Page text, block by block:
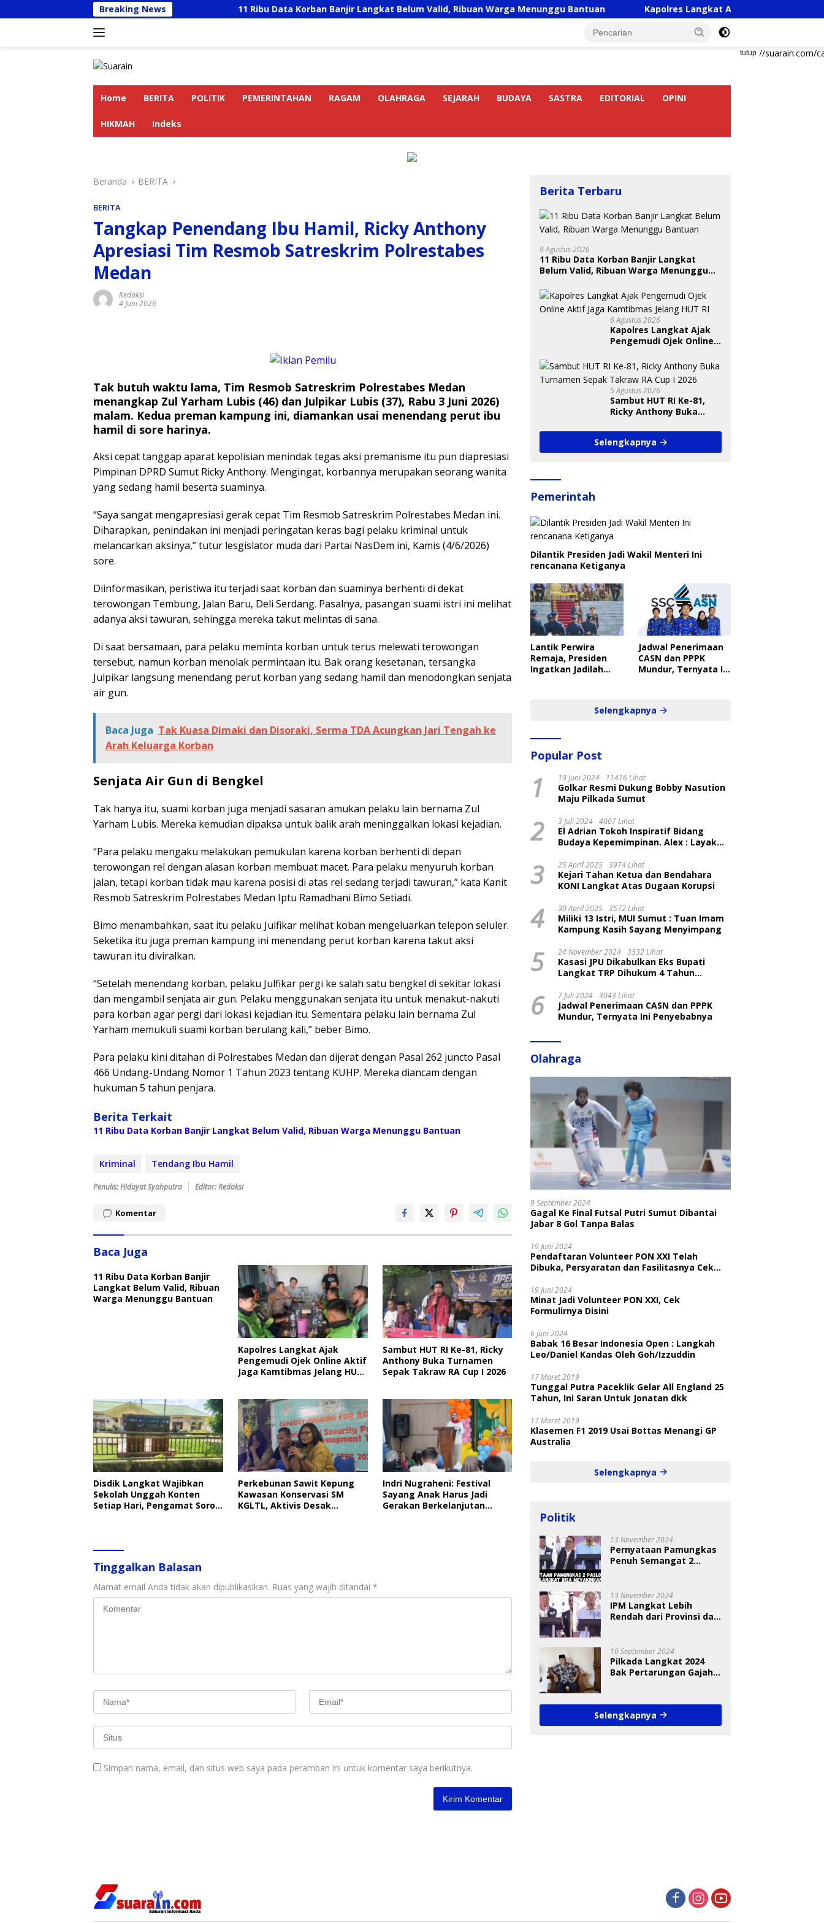
ke
Breaking News 11 Ribu Data Korban Banjir Langkat Belum Valid, Ribuan Warga Menunggu Bantuan Kapolres Langkat Ajak Pengemudi Ojek Online Aktif
tutup
https://suarain.com/
Home BERITA POLITIK PEMERINTAHAN RAGAM OLAHRAGA SEJARAH BUDAYA SASTRA EDITORIAL OPINI
HIKMAH Indeks
Beranda BERITA
BERITA
Tangkap Penendang Ibu Hamil, Ricky Anthony
Apresiasi Tim Resmob Satreskrim Polrestabes
Medan
Redaksi
4 Juni 2026
Tak butuh waktu lama, Tim Resmob Satreskrim Polrestabes Medan
menangkap Zul Yarham Lubis (46) dan Julpikar Lubis (37), Rabu 3 Juni 2026)
malam. Kedua preman kampung ini, diamankan usai menendang perut ibu
hamil di sore harinya.
Aksi cepat tanggap aparat kepolisian menindak tegas aksi premanisme itu pun diapresiasi
Pimpinan DPRD Sumut Ricky Anthony. Mengingat, korbannya merupakan seorang wanita
yang sedang hamil beserta suaminya.
“Saya sangat mengapresiasi gerak cepat Tim Resmob Satreskrim Polrestabes Medan ini.
Diharapkan, penindakan ini menjadi peringatan keras bagi pelaku kriminal untuk
melancarkan aksinya,” tutur lesgislator muda dari Partai NasDem ini, Kamis (4/6/2026)
sore.
Diinformasikan, peristiwa itu terjadi saat korban dan suaminya berhenti di dekat
terowongan Tembung, Jalan Baru, Deli Serdang. Pasalnya, pasangan suami istri ini melihat
adanya aksi tawuran, sehingga mereka takut melintas di sana.
Di saat bersamaan, para pelaku meminta korban untuk terus melewati terowongan
tersebut, namun korban menolak permintaan itu. Bak orang kesetanan, tersangka
Julpikar langsung menendang perut korban yang sedang hamil dan menodongkan senjata
air gun.
Baca Juga Tak Kuasa Dimaki dan Disoraki, Serma TDA Acungkan Jari Tengah ke
Arah Keluarga Korban
Senjata Air Gun di Bengkel
Tak hanya itu, suami korban juga menjadi sasaran amukan pelaku lain bernama Zul
Yarham Lubis. Mereka kemudian dipaksa untuk balik arah meninggalkan lokasi kejadian.
“Para pelaku mengaku melakukan pemukulan karena korban berhenti di depan
terowongan rel dengan alasan korban membuat macet. Para pelaku menyuruh korban
jalan, tetapi korban tidak mau karena posisi di atas rel sedang terjadi tawuran,” kata Kanit
Resmob Satreskrim Polrestabes Medan Iptu Ramadhani Bimo Setiadi.
Bimo menambahkan, saat itu pelaku Julfikar melihat koban mengeluarkan telepon seluler.
Seketika itu juga preman kampung ini menendang perut korban karena takut aksi
tawuran itu diviralkan.
“Setelah menendang korban, pelaku Julfikar pergi ke salah satu bengkel di sekitar lokasi
dan mengambil senjata air gun. Pelaku menggunakan senjata itu untuk menakut-nakuti
para korban agar pergi dari lokasi kejadian itu. Sementara pelaku lain bernama Zul
Yarham memukuli suami korban berulang kali,” beber Bimo.
Para pelaku kini ditahan di Polrestabes Medan dan dijerat dengan Pasal 262 juncto Pasal
466 Undang-Undang Nomor 1 Tahun 2023 tentang KUHP. Mereka diancam dengan
hukuman 5 tahun penjara.
Berita Terkait
11 Ribu Data Korban Banjir Langkat Belum Valid, Ribuan Warga Menunggu Bantuan
Kriminal Tendang Ibu Hamil
Penulis: Hidayat Syahputra Editor: Redaksi
Komentar
Baca Juga
11 Ribu Data Korban Banjir
Langkat Belum Valid, Ribuan
Warga Menunggu Bantuan
Kapolres Langkat Ajak
Pengemudi Ojek Online Aktif
Jaga Kamtibmas Jelang HUT
Sambut HUT RI Ke-81, Ricky
Anthony Buka Turnamen
Sepak Takraw RA Cup I 2026
Disdik Langkat Wajibkan
Sekolah Unggah Konten
Setiap Hari, Pengamat Soroti
Perkebunan Sawit Kepung
Kawasan Konservasi SM
KGLTL, Aktivis Desak
Indri Nugraheni: Festival
Sayang Anak Harus Jadi
Gerakan Berkelanjutan
Tinggalkan Balasan
Alamat email Anda tidak akan dipublikasikan. Ruas yang wajib ditandai *
Simpan nama, email, dan situs web saya pada peramban ini untuk komentar saya berikutnya.
Berita Terbaru
9 Agustus 2026
11 Ribu Data Korban Banjir Langkat
Belum Valid, Ribuan Warga Menunggu
6 Agustus 2026
Kapolres Langkat Ajak
Pengemudi Ojek Online
Jelang HUT RI
5 Agustus 2026
Sambut HUT RI Ke-81,
Ricky Anthony Buka
Takraw RA Cup I 2026
Selengkapnya
Pemerintah
Dilantik Presiden Jadi Wakil Menteri Ini
rencanana Ketiganya
Lantik Perwira
Remaja, Presiden
Ingatkan Jadilah
Jadwal Penerimaan
CASN dan PPPK
Mundur, Ternyata Ini
Selengkapnya
Popular Post
1 19 Juni 2024 11416 Lihat
Golkar Resmi Dukung Bobby Nasution
Maju Pilkada Sumut
2 3 Juli 2024 4007 Lihat
El Adrian Tokoh Inspiratif Bidang
Budaya Kepemimpinan. Alex : Layak
3 25 April 2025 3974 Lihat
Kejari Tahan Ketua dan Bendahara
KONI Langkat Atas Dugaan Korupsi
4 30 April 2025 3572 Lihat
Miliki 13 Istri, MUI Sumut : Tuan Imam
Kampung Kasih Sayang Menyimpang
5 24 November 2024 3532 Lihat
Kasasi JPU Dikabulkan Eks Bupati
Langkat TRP Dihukum 4 Tahun
6 7 Juli 2024 3043 Lihat
Jadwal Penerimaan CASN dan PPPK
Mundur, Ternyata Ini Penyebabnya
Olahraga
9 September 2024
Gagal Ke Final Futsal Putri Sumut Dibantai
Jabar 8 Gol Tanpa Balas
19 Juni 2024
Pendaftaran Volunteer PON XXI Telah
Dibuka, Persyaratan dan Fasilitasnya Cek
19 Juni 2024
Minat Jadi Volunteer PON XXI, Cek
Formulirnya Disini
6 Juni 2024
Babak 16 Besar Indonesia Open : Langkah
Leo/Daniel Kandas Oleh Goh/Izzuddin
17 Maret 2019
Tunggal Putra Paceklik Gelar All England 25
Tahun, Ini Saran Untuk Jonatan dkk
17 Maret 2019
Klasemen F1 2019 Usai Bottas Menangi GP
Australia
Selengkapnya
Politik
13 November 2024
Pernyataan Pamungkas
Penuh Semangat 2
13 November 2024
IPM Langkat Lebih
Rendah dari Provinsi dan
10 September 2024
Pilkada Langkat 2024
Bak Pertarungan Gajah
Selengkapnya